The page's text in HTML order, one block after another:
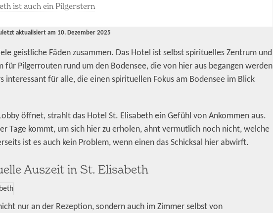
ist auch ein Pilgerstern
aktualisiert am 10. Dezember 2025
geistliche Fäden zusammen. Das Hotel ist selbst spirituelles Zentrum und
für Pilgerrouten rund um den Bodensee, die von hier aus begangen werden
interessant für alle, die einen spirituellen Fokus am Bodensee im Blick
öffnet, strahlt das Hotel St. Elisabeth ein Gefühl von Ankommen aus.
Tage kommt, um sich hier zu erholen, ahnt vermutlich noch nicht, welche
ist es auch kein Problem, wenn einen das Schicksal hier abwirft.
Auszeit in St. Elisabeth
nur an der Rezeption, sondern auch im Zimmer selbst von